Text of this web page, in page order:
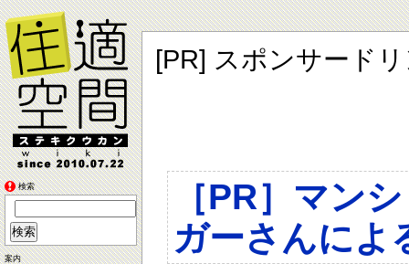
[PR] スポンサード
［PR］マン
ガーさんによ
検索
案内